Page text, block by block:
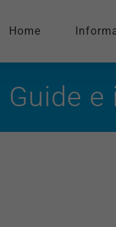
Home
Guide e